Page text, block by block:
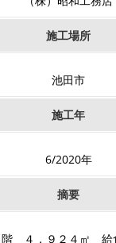
施工場所
池田市
施工年
6/2020年
摘要
階 ４，９２４㎡ 給